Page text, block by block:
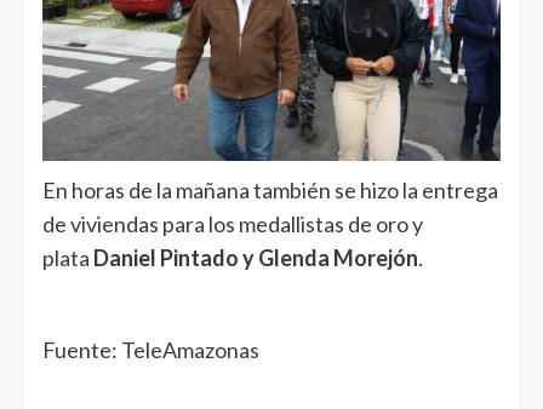
En horas de la mañana también se hizo la entrega
de viviendas para los medallistas de oro y
plata Daniel Pintado y Glenda Morejón.
Fuente: TeleAmazonas